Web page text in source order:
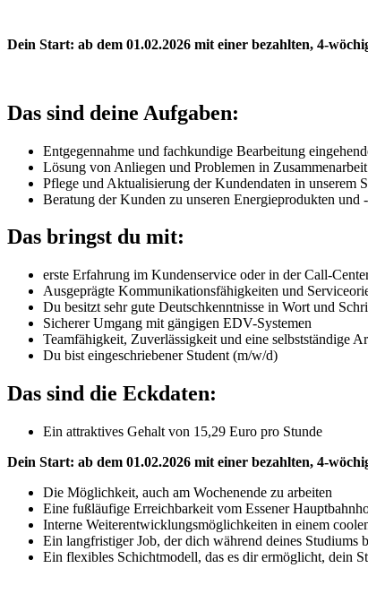
Dein Start: ab dem 01.02.2026 mit einer bezahlten, 4-
Das sind deine Aufgaben:
Entgegennahme und fachkundige Bearbeitung
Lösung von Anliegen und Problemen in
Pflege und Aktualisierung der Kundendaten in unserem
Beratung der Kunden zu unseren Energieprodukten und
Das bringst du mit:
erste Erfahrung im Kundenservice oder in der Call-
Ausgeprägte Kommunikationsfähigkeiten und
Du besitzt sehr gute Deutschkenntnisse in Wort und
Sicherer Umgang mit gängigen EDV-Systemen
Teamfähigkeit, Zuverlässigkeit und eine selbstständige
Du bist eingeschriebener Student (m/w/d)
Das sind die Eckdaten:
Ein attraktives Gehalt von 15,29 Euro pro Stunde
Dein Start: ab dem 01.02.2026 mit einer bezahlten, 4-
Die Möglichkeit, auch am Wochenende zu arbeiten
Eine fußläufige Erreichbarkeit vom Essener
Interne Weiterentwicklungsmöglichkeiten in einem
Ein langfristiger Job, der dich während deines Studiums
Ein flexibles Schichtmodell, das es dir ermöglicht, dein